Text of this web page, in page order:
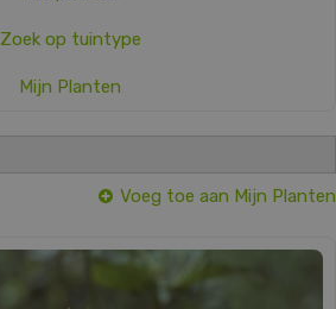
Zoek op tuintype
Mijn Planten
Voeg toe aan Mijn Planten